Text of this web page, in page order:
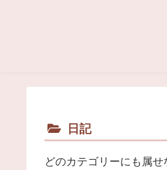
日記
どのカテゴリーにも属せ